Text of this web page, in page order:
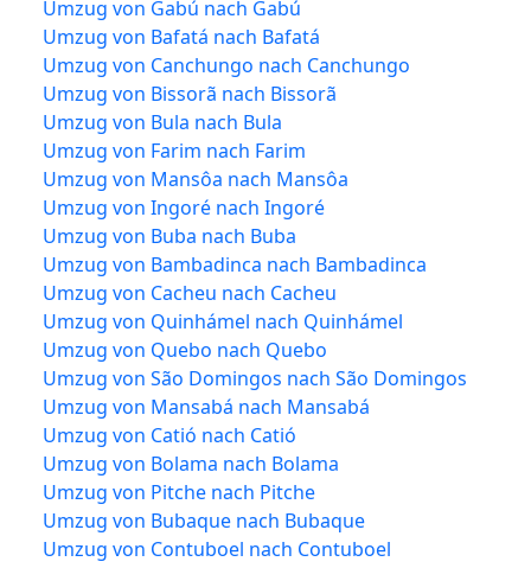
Umzug von Gabú nach Gabú
Umzug von Bafatá nach Bafatá
Umzug von Canchungo nach Canchungo
Umzug von Bissorã nach Bissorã
Umzug von Bula nach Bula
Umzug von Farim nach Farim
Umzug von Mansôa nach Mansôa
Umzug von Ingoré nach Ingoré
Umzug von Buba nach Buba
Umzug von Bambadinca nach Bambadinca
Umzug von Cacheu nach Cacheu
Umzug von Quinhámel nach Quinhámel
Umzug von Quebo nach Quebo
Umzug von São Domingos nach São Domingos
Umzug von Mansabá nach Mansabá
Umzug von Catió nach Catió
Umzug von Bolama nach Bolama
Umzug von Pitche nach Pitche
Umzug von Bubaque nach Bubaque
Umzug von Contuboel nach Contuboel